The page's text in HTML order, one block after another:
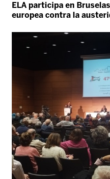
ELA participa en
europea contra la